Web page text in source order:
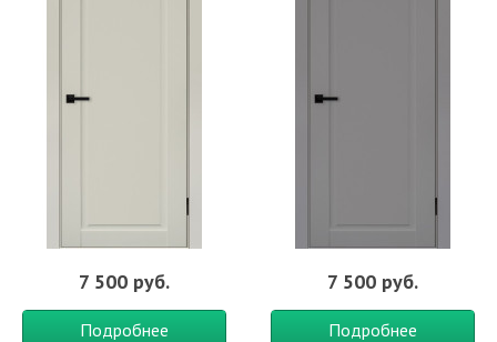
7 500 руб.
Подробнее
7 500 руб.
Подробнее